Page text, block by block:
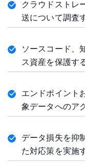
クラウドストレ
ソースコード、
エンドポイント
データ損失を抑